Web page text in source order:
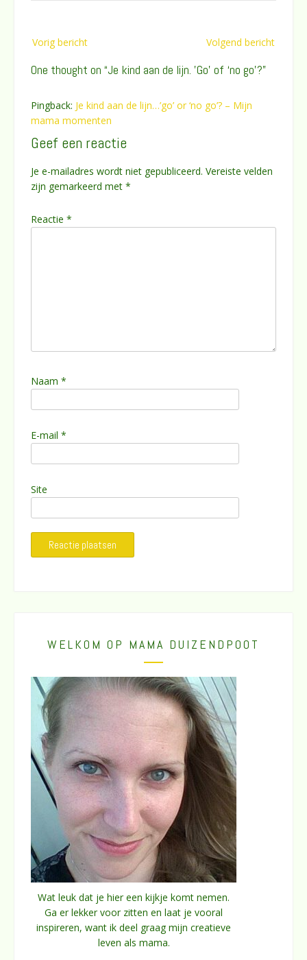
navigatie
Vorig bericht Volgend bericht
One thought on “Je kind aan de lijn. ’Go’ of ‘no go’?”
Pingback: Je kind aan de lijn…’go’ or ‘no go’? – Mijn
mama momenten
Geef een reactie
Je e-mailadres wordt niet gepubliceerd. Vereiste velden
zijn gemarkeerd met *
Reactie *
Naam *
E-mail *
Site
WELKOM OP MAMA DUIZENDPOOT
Wat leuk dat je hier een kijkje komt nemen.
Ga er lekker voor zitten en laat je vooral
inspireren, want ik deel graag mijn creatieve
leven als mama.